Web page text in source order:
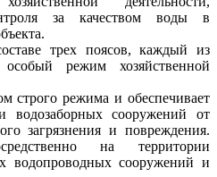
за качеством воды в
трех поясов, каждый из
особый режим хозяйственной
строго режима и обеспечивает
водозаборных сооружений от
загрязнения и повреждения.
на территории
водопроводных сооружений и